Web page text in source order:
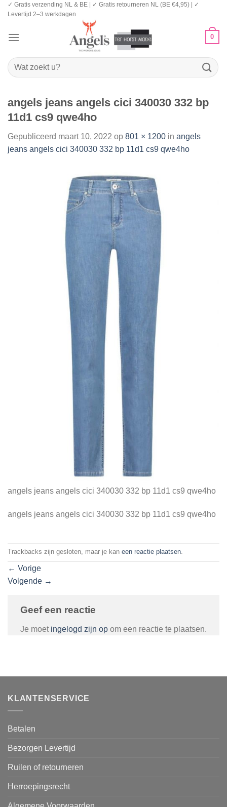
Ga
naar
✓ Gratis verzending NL & BE | ✓ Gratis retourneren NL (BE €4,95) | ✓
Levertijd 2–3 werkdagen
0
Zoeken
naar:
angels jeans angels cici 340030 332 bp
11d1 cs9 qwe4ho
Gepubliceerd maart 10, 2022 op 801 × 1200 in angels
jeans angels cici 340030 332 bp 11d1 cs9 qwe4ho
angels jeans angels cici 340030 332 bp 11d1 cs9 qwe4ho
angels jeans angels cici 340030 332 bp 11d1 cs9 qwe4ho
Trackbacks zijn gesloten, maar je kan een reactie plaatsen.
← Vorige
Volgende →
Geef een reactie
Je moet ingelogd zijn op om een reactie te plaatsen.
KLANTENSERVICE
Betalen
Bezorgen Levertijd
Ruilen of retourneren
Herroepingsrecht